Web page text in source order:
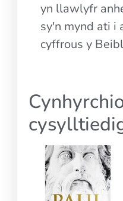
yn llawlyfr
sy'n mynd ati i
cyffrous y